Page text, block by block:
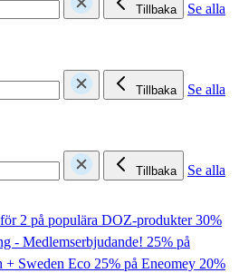
Tillbaka
Se alla
Tillbaka
Se alla
Tillbaka
Se alla
2 på populära DOZ-produkter30%
- Medlemserbjudande! 25% på
+ Sweden Eco 25% på Eneomey 20%